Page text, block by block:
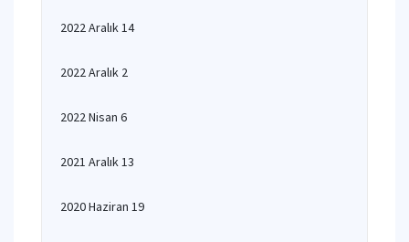
2022 Aralık 14
2022 Aralık 2
2022 Nisan 6
2021 Aralık 13
2020 Haziran 19